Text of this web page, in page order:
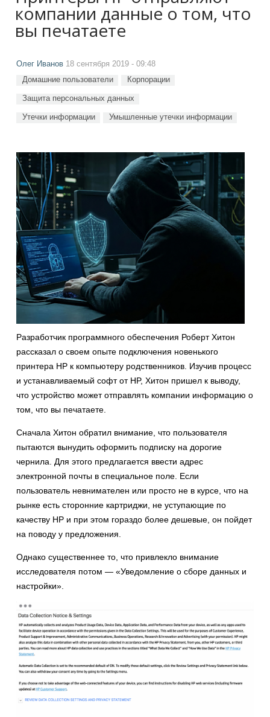
компании данные о том, что
вы печатаете
Олег Иванов 18 сентября 2019 - 09:48
Домашние пользователи Корпорации
Защита персональных данных
Утечки информации Умышленные утечки информации
Разработчик программного обеспечения Роберт Хитон
рассказал о своем опыте подключения новенького
принтера HP к компьютеру родственников. Изучив процесс
и устанавливаемый софт от HP, Хитон пришел к выводу,
что устройство может отправлять компании информацию о
том, что вы печатаете.
Сначала Хитон обратил внимание, что пользователя
пытаются вынудить оформить подписку на дорогие
чернила. Для этого предлагается ввести адрес
электронной почты в специальное поле. Если
пользователь невнимателен или просто не в курсе, что на
рынке есть сторонние картриджи, не уступающие по
качеству HP и при этом гораздо более дешевые, он пойдет
на поводу у предложения.
Однако существеннее то, что привлекло внимание
исследователя потом — «Уведомление о сборе данных и
настройки».